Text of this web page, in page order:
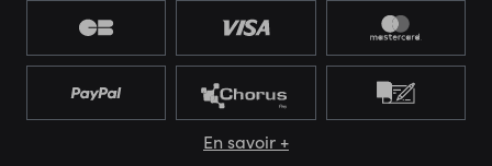
En savoir +